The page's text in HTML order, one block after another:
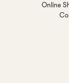
Online